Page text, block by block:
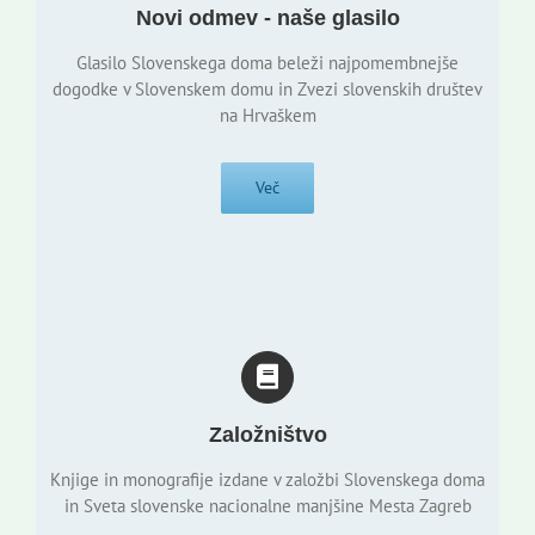
Novi odmev - naše glasilo
Glasilo Slovenskega doma beleži najpomembnejše
dogodke v Slovenskem domu in Zvezi slovenskih društev
na Hrvaškem
Več
Založništvo
Knjige in monografije izdane v založbi Slovenskega doma
in Sveta slovenske nacionalne manjšine Mesta Zagreb